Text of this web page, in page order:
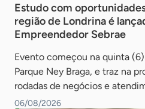
Estudo com
região de Londrina é
Empreendedor Sebrae
Evento começou na quinta
Parque Ney Braga, e traz na
rodadas de negócios e
06/08/2026